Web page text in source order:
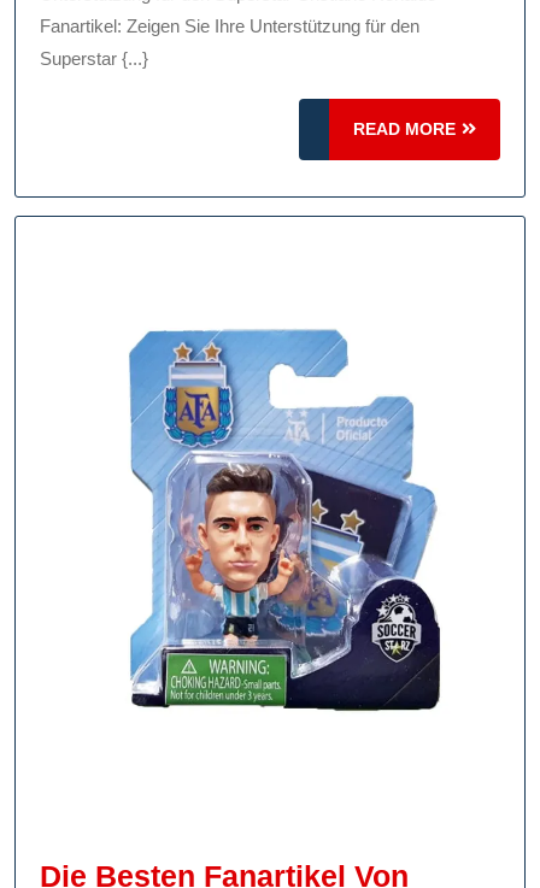
Unterstützung
Den
Superstar
Fanartikel: Zeigen Sie Ihre Unterstützung für den
Superstar {...}
READ MORE
READ
MORE
Die Besten Fanartikel Von